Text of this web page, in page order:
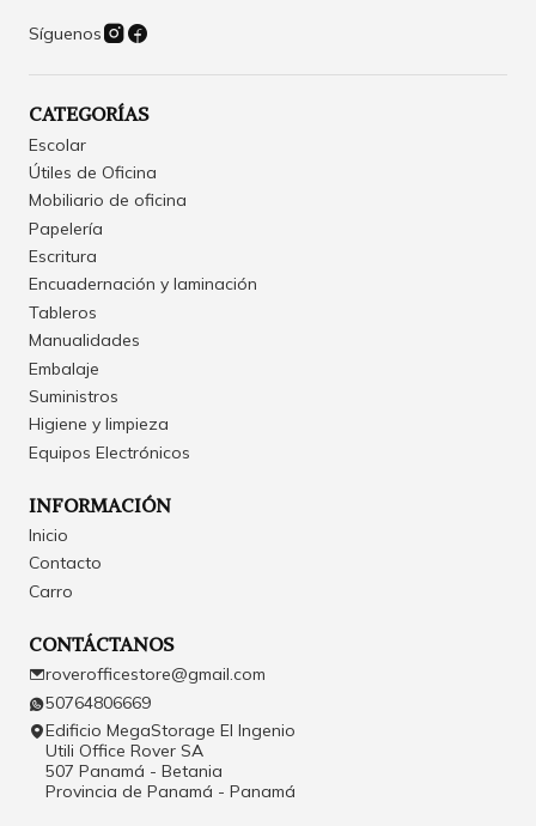
Síguenos
CATEGORÍAS
Escolar
Útiles de Oficina
Mobiliario de oficina
Papelería
Escritura
Encuadernación y laminación
Tableros
Manualidades
Embalaje
Suministros
Higiene y limpieza
Equipos Electrónicos
INFORMACIÓN
Inicio
Contacto
Carro
CONTÁCTANOS
roverofficestore@gmail.com
50764806669
Edificio MegaStorage El Ingenio
Utili Office Rover SA
507 Panamá - Betania
Provincia de Panamá - Panamá